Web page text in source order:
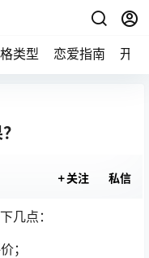
类型 恋爱指南 开始
关注 私信
几点：
；